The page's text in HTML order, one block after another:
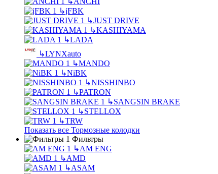
↳jFBK
↳JUST DRIVE
↳KASHIYAMA
↳LADA
↳LYNXauto
↳MANDO
↳NiBK
↳NISSHINBO
↳PATRON
↳SANGSIN BRAKE
↳STELLOX
↳TRW
Показать все Тормозные колодки
Фильтры
↳AM ENG
↳AMD
↳ASAM